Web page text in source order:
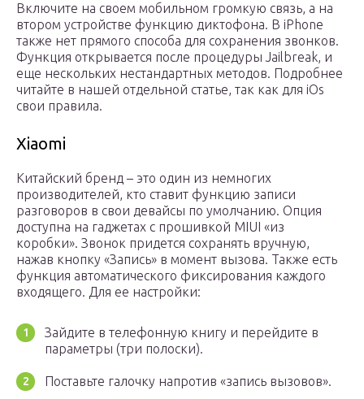
Включите на своем мобильном громкую связь, а на
втором устройстве функцию диктофона. В iPhone
также нет прямого способа для сохранения звонков.
Функция открывается после процедуры Jailbreak, и
еще нескольких нестандартных методов. Подробнее
читайте в нашей отдельной статье, так как для iOs
свои правила.
Xiaomi
Китайский бренд – это один из немногих
производителей, кто ставит функцию записи
разговоров в свои девайсы по умолчанию. Опция
доступна на гаджетах с прошивкой MIUI «из
коробки». Звонок придется сохранять вручную,
нажав кнопку «Запись» в момент вызова. Также есть
функция автоматического фиксирования каждого
входящего. Для ее настройки:
Зайдите в телефонную книгу и перейдите в
параметры (три полоски).
Поставьте галочку напротив «запись вызовов».